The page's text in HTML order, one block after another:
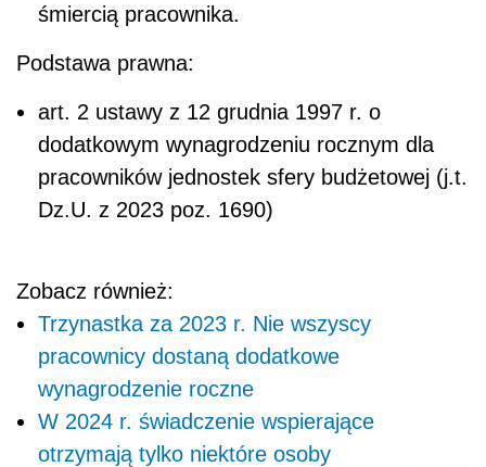
śmiercią pracownika.
Podstawa prawna:
art. 2 ustawy z 12 grudnia 1997 r. o
dodatkowym wynagrodzeniu rocznym dla
pracowników jednostek sfery budżetowej (j.t.
Dz.U. z 2023 poz. 1690)
Zobacz również:
Trzynastka za 2023 r. Nie wszyscy
pracownicy dostaną dodatkowe
wynagrodzenie roczne
W 2024 r. świadczenie wspierające
otrzymają tylko niektóre osoby